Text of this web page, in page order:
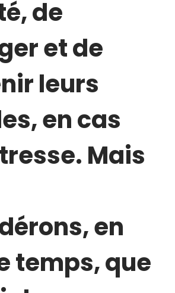
de
et de
leurs
en cas
Mais
en
temps, que